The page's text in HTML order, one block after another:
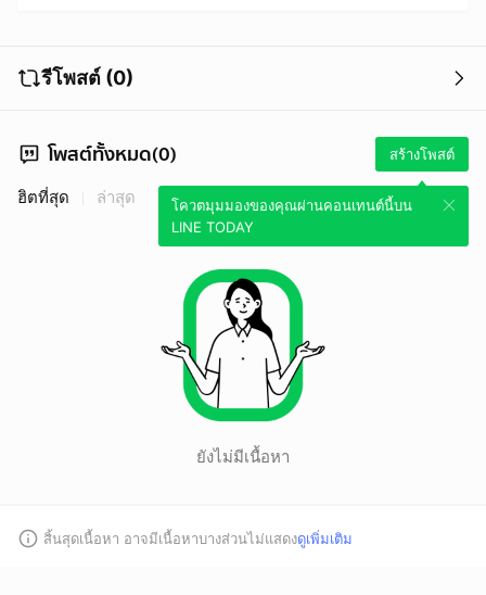
รีโพสต์ (0)
โพสต์ทั้งหมด(0) สร้างโพสต์
โควตมุมมองของคุณผ่านคอนเทนต์นี้บน
LINE TODAY
ฮิตที่สุด ล่าสุด
ยังไม่มีเนื้อหา
สิ้นสุดเนื้อหา อาจมีเนื้อหาบางส่วนไม่แสดงดูเพิ่มเติม